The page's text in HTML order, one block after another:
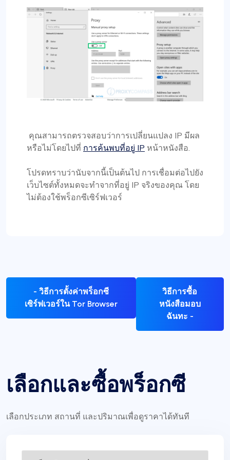
คุณสามารถตรวจสอบว่าการเปลี่ยนแปลง IP มีผล
หรือไม่โดยไปที่ การค้นพบที่อยู่ IP หน้าหนังสือ.
โปรดทราบว่านับจากนี้เป็นต้นไป การเชื่อมต่อไปยัง
เว็บไซต์ทั้งหมดจะทำจากที่อยู่ IP จริงของคุณ โดย
ไม่ต้องใช้พร็อกซีเซิร์ฟเวอร์
- วิธีการตั้งค่าพร็อกซี
เซิร์ฟเวอร์ใน Tor Browser
วิธีการซื้อ
หนังสือมอบ
ฉันทะ -
เลือกและซื้อพร็อกซี
เลือกประเภท สถานที่ และปริมาณเพื่อดูราคาได้ทันที